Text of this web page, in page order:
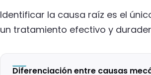
Identificar la causa raíz es el
un tratamiento efectivo y
Diferenciación entre causas